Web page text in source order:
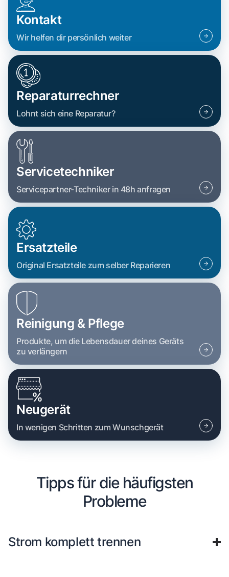
Kontakt
Wir helfen dir persönlich weiter
Reparaturrechner
Lohnt sich eine Reparatur?
Servicetechniker
Servicepartner-Techniker in 48h anfragen
Ersatzteile
Original Ersatzteile zum selber Reparieren
Reinigung & Pflege
Produkte, um die Lebensdauer deines Geräts
zu verlängern
Neugerät
In wenigen Schritten zum Wunschgerät
Tipps für die häufigsten
Probleme
Strom komplett trennen